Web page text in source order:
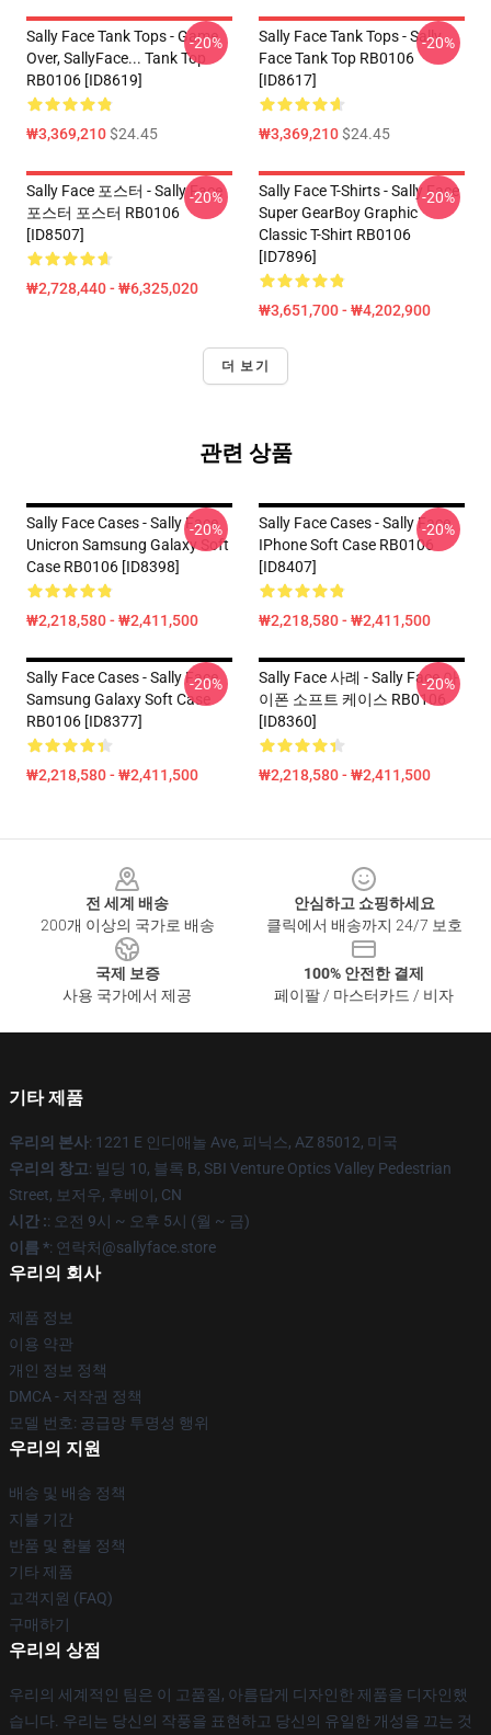
Sally Face Tank Tops - Game
Over, SallyFace... Tank Top
RB0106 [ID8619]
₩3,369,210$24.45
-20%
Sally Face Tank Tops - Sally
Face Tank Top RB0106
[ID8617]
₩3,369,210$24.45
-20%
Sally Face 포스터 - Sally Face
포스터 포스터 RB0106
[ID8507]
₩2,728,440 - ₩6,325,020
-20%
Sally Face T-Shirts - Sally Face
Super GearBoy Graphic
Classic T-Shirt RB0106
[ID7896]
₩3,651,700 - ₩4,202,900
-20%
더 보기
관련 상품
Sally Face Cases - Sally Face
Unicron Samsung Galaxy Soft
Case RB0106 [ID8398]
₩2,218,580 - ₩2,411,500
-20%
Sally Face Cases - Sally Face
IPhone Soft Case RB0106
[ID8407]
₩2,218,580 - ₩2,411,500
-20%
Sally Face Cases - Sally Face
Samsung Galaxy Soft Case
RB0106 [ID8377]
₩2,218,580 - ₩2,411,500
-20%
Sally Face 사례 - Sally Face 아
이폰 소프트 케이스 RB0106
[ID8360]
₩2,218,580 - ₩2,411,500
-20%
전 세계 배송
200개 이상의 국가로 배송
안심하고 쇼핑하세요
클릭에서 배송까지 24/7 보호
국제 보증
사용 국가에서 제공
100% 안전한 결제
페이팔 / 마스터카드 / 비자
기타 제품
우리의 본사: 1221 E 인디애놀 Ave, 피닉스, AZ 85012, 미국
우리의 창고: 빌딩 10, 블록 B, SBI Venture Optics Valley Pedestrian
Street, 보저우, 후베이, CN
시간 :: 오전 9시 ~ 오후 5시 (월 ~ 금)
이름 *: 연락처@sallyface.store
우리의 회사
제품 정보
이용 약관
개인 정보 정책
DMCA - 저작권 정책
모델 번호: 공급망 투명성 행위
우리의 지원
배송 및 배송 정책
지불 기간
반품 및 환불 정책
기타 제품
고객지원 (FAQ)
구매하기
우리의 상점
우리의 세계적인 팀은 이 고품질, 아름답게 디자인한 제품을 디자인했
습니다. 우리는 당신의 작풍을 표현하고 당신의 유일한 개성을 끄는 것